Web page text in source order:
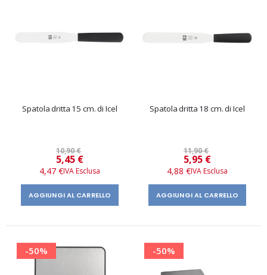
Spatola dritta 15 cm. di Icel
10,90 €
Prezzo
speciale
5,45 €
4,47 €
AGGIUNGI AL CARRELLO
Spatola dritta 18 cm. di Icel
11,90 €
Prezzo
speciale
5,95 €
4,88 €
AGGIUNGI AL CARRELLO
-50% -50%